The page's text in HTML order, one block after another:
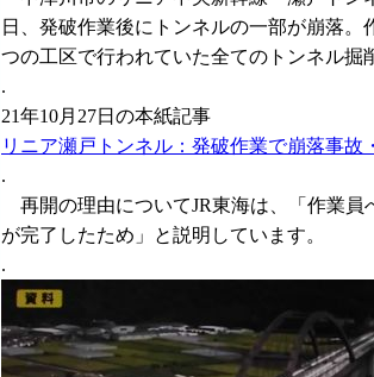
日、発破作業後にトンネルの一部が崩落。
つの工区で行われていた全てのトンネル掘
.
21年10月27日の本紙記事
リニア瀬戸トンネル：発破作業で崩落事故
.
再開の理由についてJR東海は、「作業員
が完了したため」と説明しています。
.